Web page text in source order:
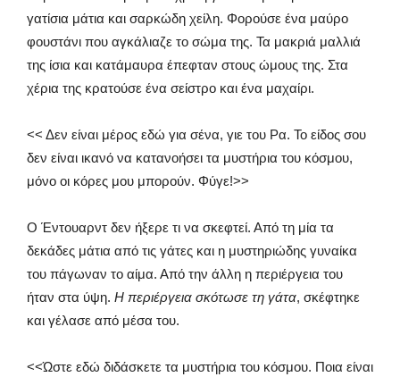
γατίσια μάτια και σαρκώδη χείλη. Φορούσε ένα μαύρο
φουστάνι που αγκάλιαζε το σώμα της. Τα μακριά μαλλιά
της ίσια και κατάμαυρα έπεφταν στους ώμους της. Στα
χέρια της κρατούσε ένα σείστρο και ένα μαχαίρι.
<< Δεν είναι μέρος εδώ για σένα, γιε του Ρα. Το είδος σου
δεν είναι ικανό να κατανοήσει τα μυστήρια του κόσμου,
μόνο οι κόρες μου μπορούν. Φύγε!>>
Ο Έντουαρντ δεν ήξερε τι να σκεφτεί. Από τη μία τα
δεκάδες μάτια από τις γάτες και η μυστηριώδης γυναίκα
του πάγωναν το αίμα. Από την άλλη η περιέργεια του
ήταν στα ύψη. Η περιέργεια σκότωσε τη γάτα, σκέφτηκε
και γέλασε από μέσα του.
<<Ώστε εδώ διδάσκετε τα μυστήρια του κόσμου. Ποια είναι